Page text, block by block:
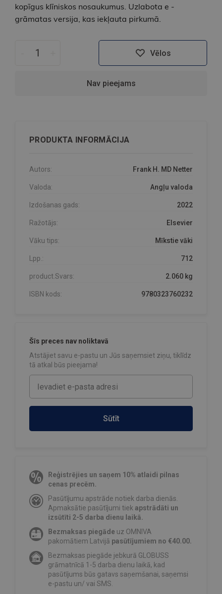
kopīgus klīniskos nosaukumus. Uzlabota e -
grāmatas versija, kas iekļauta pirkumā.
Vēlos
Nav pieejams
PRODUKTA INFORMĀCIJA
Autors: Frank H. MD Netter
Valoda: Angļu valoda
Izdošanas gads: 2022
Ražotājs: Elsevier
Vāku tips: Mīkstie vāki
Lpp.: 712
product.Svars: 2.060 kg
ISBN kods: 9780323760232
Šīs preces nav noliktavā
Atstājiet savu e-pastu un Jūs saņemsiet ziņu, tiklīdz
tā atkal būs pieejama!
Sūtīt
Reģistrējies un saņem 10% atlaidi pilnas
cenas precēm.
Pasūtījumu apstrāde notiek darba dienās.
Apmaksātie pasūtījumi tiek apstrādāti un
izsūtīti 2-5 darba dienu laikā.
Bezmaksas piegāde uz OMNIVA
pakomātiem Latvijā pasūtījumiem no €40.00.
Bezmaksas piegāde jebkurā GLOBUSS
grāmatnīcā 1-5 darba dienu laikā, kad
pasūtījums būs gatavs saņemšanai, saņemsi
e-pastu un/ vai SMS.